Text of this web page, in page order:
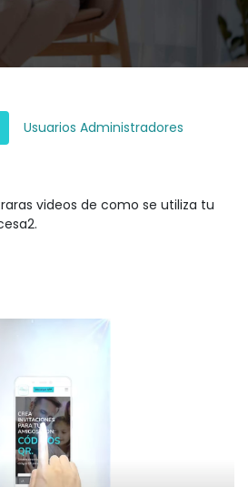
Usuarios Administradores
videos de como se utiliza tu